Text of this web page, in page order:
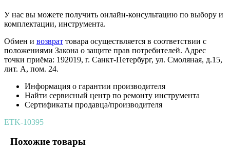
У нас вы можете получить онлайн-консультацию по выбору и
комплектации, инструмента.
Обмен и возврат товара осуществляется в соответствии с
положениями Закона о защите прав потребителей. Адрес
точки приёма: 192019, г. Санкт-Петербург, ул. Смоляная, д.15,
лит. А, пом. 24.
Информация о гарантии производителя
Найти сервисный центр по ремонту инструмента
Сертификаты продавца/производителя
ETK-10395
Похожие товары